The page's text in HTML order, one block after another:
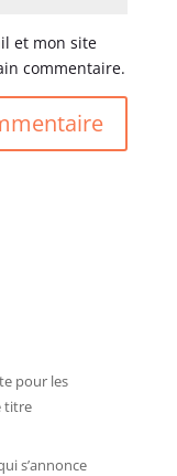
et mon site
commentaire.
pour les
titre
s’annonce